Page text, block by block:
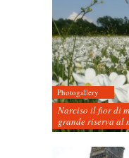
Photogallery
Narciso il fior di
grande riserva al